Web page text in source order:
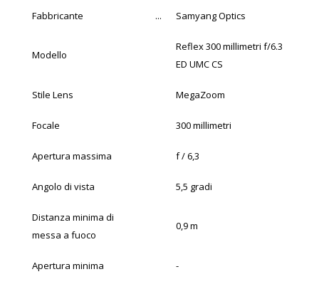
Fabbricante ... Samyang Optics
Modello
Reflex 300 millimetri f/6.3
ED UMC CS
Stile Lens MegaZoom
Focale 300 millimetri
Apertura massima f / 6,3
Angolo di vista 5,5 gradi
Distanza minima di
messa a fuoco
0,9 m
Apertura minima -